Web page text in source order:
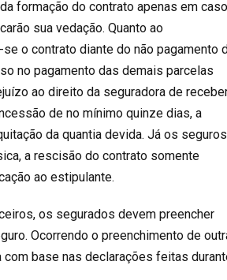
formação do contrato apenas em
sua vedação. Quanto ao
o contrato diante do não pagamento
no pagamento das demais parcelas
ao direito da seguradora de
de no mínimo quinze dias, a
da quantia devida. Já os seguros
, a rescisão do contrato somente
ao estipulante.
, os segurados devem preencher
Ocorrendo o preenchimento de
base nas declarações feitas